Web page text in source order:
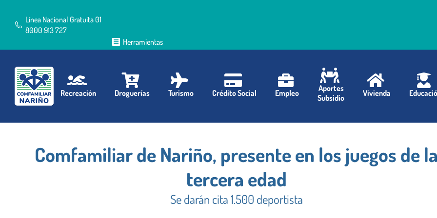
Línea Nacional Gratuita 01
8000 913 727
Herramientas
Recreación Droguerías Turismo Crédito Social Empleo
Aportes
Subsidio
Vivienda
Comfamiliar de Nariño, presente en los juegos de la
tercera edad
Se darán cita 1.500 deportista